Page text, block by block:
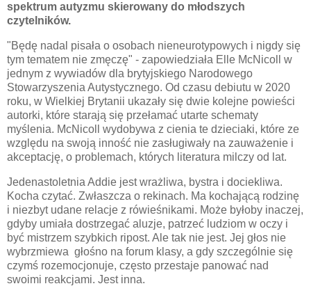
spektrum autyzmu skierowany do młodszych
czytelników.
"Będę nadal pisała o osobach nieneurotypowych i nigdy się
tym tematem nie zmęczę" - zapowiedziała Elle McNicoll w
jednym z wywiadów dla brytyjskiego Narodowego
Stowarzyszenia Autystycznego. Od czasu debiutu w 2020
roku, w Wielkiej Brytanii ukazały się dwie kolejne powieści
autorki, które starają się przełamać utarte schematy
myślenia. McNicoll wydobywa z cienia te dzieciaki, które ze
względu na swoją inność nie zasługiwały na zauważenie i
akceptację, o problemach, których literatura milczy od lat.
Jedenastoletnia Addie jest wrażliwa, bystra i dociekliwa.
Kocha czytać. Zwłaszcza o rekinach. Ma kochającą rodzinę
i niezbyt udane relacje z rówieśnikami. Może byłoby inaczej,
gdyby umiała dostrzegać aluzje, patrzeć ludziom w oczy i
być mistrzem szybkich ripost. Ale tak nie jest. Jej głos nie
wybrzmiewa głośno na forum klasy, a gdy szczególnie się
czymś rozemocjonuje, często przestaje panować nad
swoimi reakcjami. Jest inna.